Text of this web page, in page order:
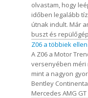
olvastam, hogy
időben legalább
útnak indult. Már
buszt és
Z06 a többiek
A Z06 a Motor
versenyében méri
mint a nagyon
Bentley
Mercedes AMG GT